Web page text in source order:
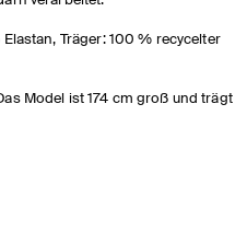
Träger: 100 % recycelter
Model ist 174 cm groß und trägt